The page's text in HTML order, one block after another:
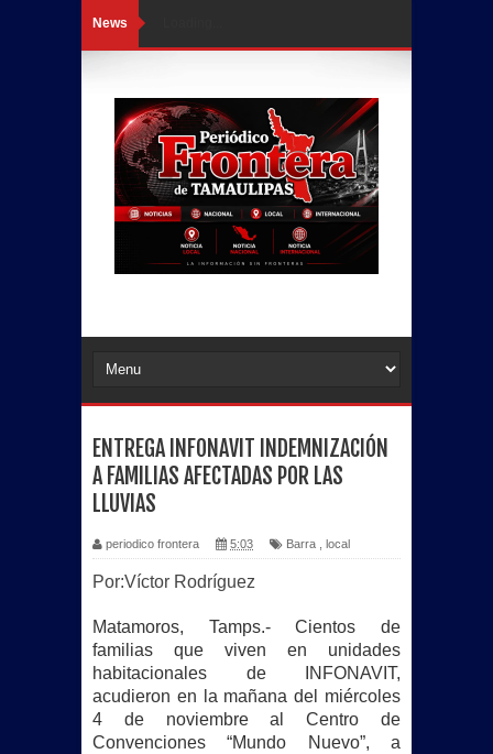
News
ENTREGA INFONAVIT INDEMNIZACIÓN
A FAMILIAS AFECTADAS POR LAS
LLUVIAS
periodico frontera 5:03 Barra local
Por:Víctor Rodríguez
Matamoros, Tamps.- Cientos de
familias que viven en unidades
habitacionales de INFONAVIT,
acudieron en la mañana del miércoles
4 de noviembre al Centro de
Convenciones “Mundo Nuevo”, a